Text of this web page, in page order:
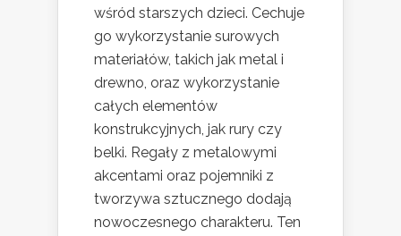
wśród starszych dzieci. Cechuje
go wykorzystanie surowych
materiałów, takich jak metal i
drewno, oraz wykorzystanie
całych elementów
konstrukcyjnych, jak rury czy
belki. Regały z metalowymi
akcentami oraz pojemniki z
tworzywa sztucznego dodają
nowoczesnego charakteru. Ten